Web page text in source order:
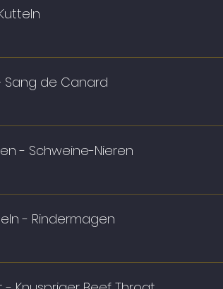
Sang de Canard
- Schweine-Nieren
- Rindermagen